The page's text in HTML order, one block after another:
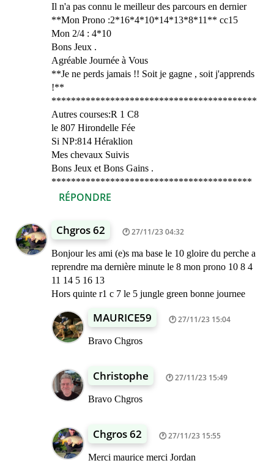
Il n'a pas connu le meilleur des parcours en dernier
**Mon Prono :2*16*4*10*14*13*8*11** cc15
Mon 2/4 : 4*10
Bons Jeux .
Agréable Journée à Vous
**Je ne perds jamais !! Soit je gagne , soit j'apprends
!**
******************************************
Autres courses:R 1 C8
le 807 Hirondelle Fée
Si NP:814 Héraklion
Mes chevaux Suivis
Bons Jeux et Bons Gains .
*****************************************
RÉPONDRE
Chgros 62 27/11/23 04:32
Bonjour les ami (e)s ma base le 10 gloire du perche a
reprendre ma dernière minute le 8 mon prono 10 8 4
11 14 5 16 13
Hors quinte r1 c 7 le 5 jungle green bonne journee
MAURICE59 27/11/23 15:04
Bravo Chgros
Christophe 27/11/23 15:49
Bravo Chgros
Chgros 62 27/11/23 15:55
Merci maurice merci Jordan